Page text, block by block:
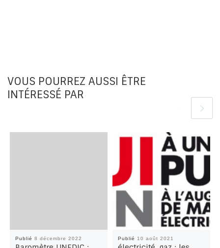
VOUS POURREZ AUSSI ÊTRE
INTÉRESSÉ PAR
Publié8 décembre 2022 Publié 10 août 2021